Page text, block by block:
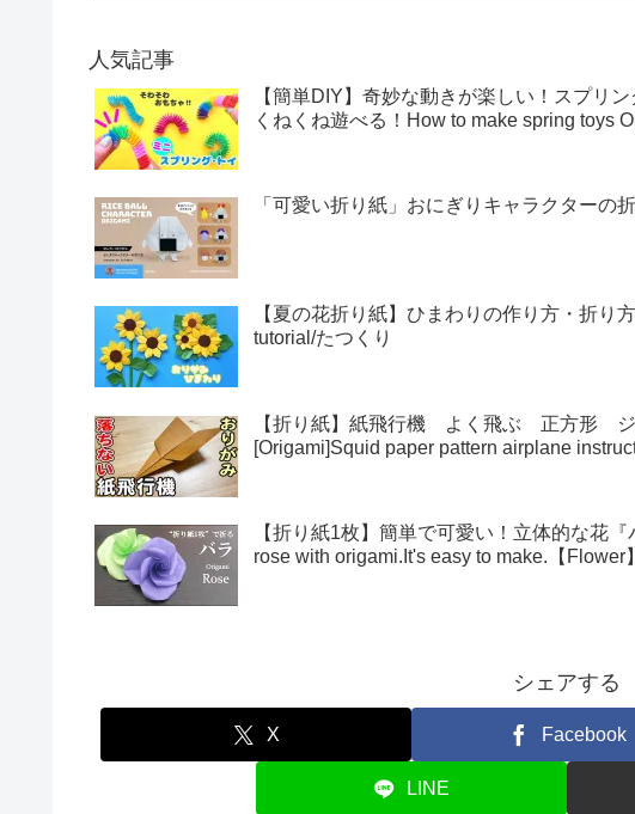
人気記事
【簡単DIY】奇妙な動きが楽しい！スプリ
くねくね遊べる！How to make spring toys
「可愛い折り紙」おにぎりキャラクター
【夏の花折り紙】ひまわりの作り方・折
tutorial/たつくり
【折り紙】紙飛行機 よく飛ぶ 正方形
[Origami]Squid paper pattern airplane
【折り紙1枚】簡単で可愛い！立体的な花
rose with origami.It's easy to make.【Flower】
シェアする
X Facebook
LINE